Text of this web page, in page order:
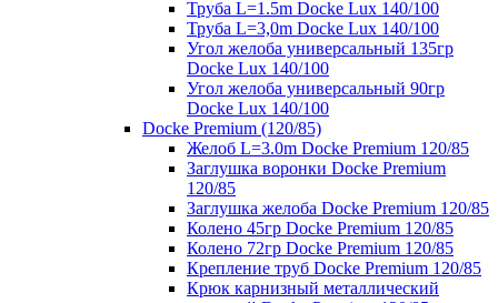
Труба L=1.5m Docke Lux 140/100
Труба L=3,0m Docke Lux 140/100
Угол желоба универсальный 135гр
Docke Lux 140/100
Угол желоба универсальный 90гр
Docke Lux 140/100
Docke Premium (120/85)
Желоб L=3.0m Docke Premium 120/85
Заглушка воронки Docke Premium
120/85
Заглушка желоба Docke Premium 120/85
Колено 45гр Docke Premium 120/85
Колено 72гр Docke Premium 120/85
Крепление труб Docke Premium 120/85
Крюк карнизный металлический